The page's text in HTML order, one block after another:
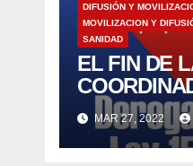
DIFUSIÓN Y
MOVILIZACION Y
SANIDAD
EL FIN DE
DE LA
MAR 27, 2022